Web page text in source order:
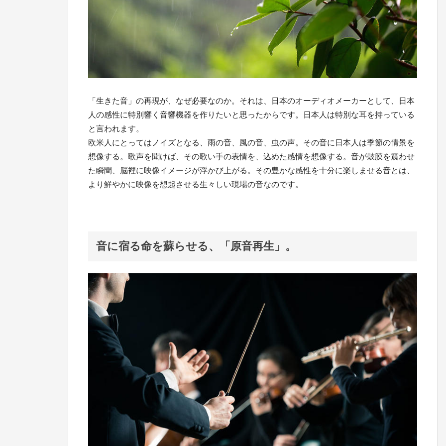
「生きた音」の再現が、なぜ必要なのか。それは、日本のオーディオメーカーとして、日本
人の感性に特別響く音響機器を作りたいと思ったからです。日本人は特別な耳を持っている
と言われます。
欧米人にとってはノイズとなる、雨の音、風の音、虫の声。その音に日本人は季節の情景を
想像する。歌声を聞けば、その歌い手の表情を、込めた感情を想像する。音が鼓膜を震わせ
た瞬間、脳裡に映像イメージが浮かび上がる。その豊かな感性を十分に楽しませる音とは、
より鮮やかに映像を想起させる生々しい現場の音なのです。
音に宿る命を蘇らせる、「原音再生」。